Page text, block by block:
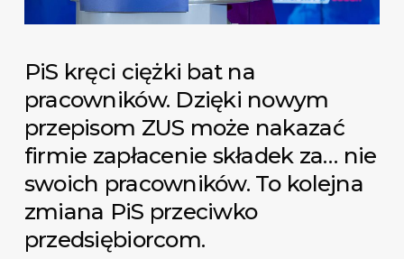
PiS kręci ciężki bat na
pracowników. Dzięki nowym
przepisom ZUS może nakazać
firmie zapłacenie składek za… nie
swoich pracowników. To kolejna
zmiana PiS przeciwko
przedsiębiorcom.